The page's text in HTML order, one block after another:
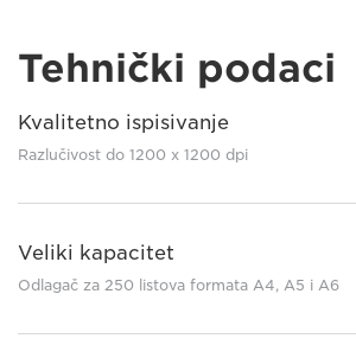
Tehnički podaci
Kvalitetno ispisivanje
Razlučivost do 1200 x 1200 dpi
Veliki kapacitet
Odlagač za 250 listova formata A4, A5 i A6